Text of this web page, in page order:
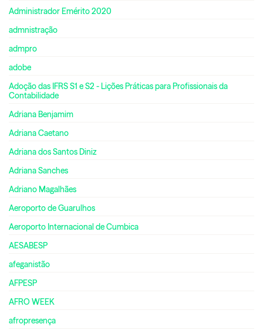
Administrador Emérito 2020
admnistração
admpro
adobe
Adoção das IFRS S1 e S2 - Lições Práticas para Profissionais da
Contabilidade
Adriana Benjamim
Adriana Caetano
Adriana dos Santos Diniz
Adriana Sanches
Adriano Magalhães
Aeroporto de Guarulhos
Aeroporto Internacional de Cumbica
AESABESP
afeganistão
AFPESP
AFRO WEEK
afropresença